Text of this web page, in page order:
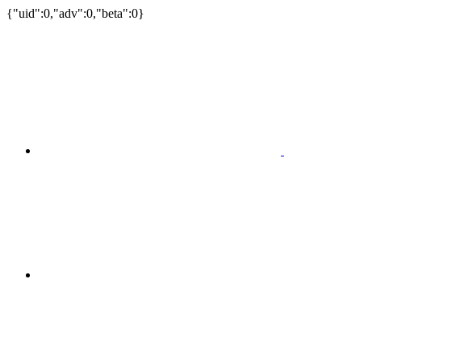
{"uid":0,"adv":0,"beta":0}